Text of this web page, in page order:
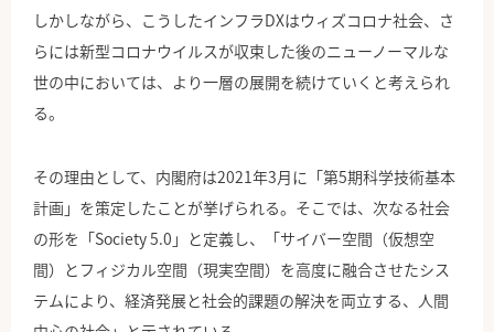
しかしながら、こうしたインフラDXはウィズコロナ社会、さ
らには新型コロナウイルスが収束した後のニューノーマルな
世の中においては、より一層の展開を続けていくと考えられ
る。
その理由として、内閣府は2021年3月に「第5期科学技術基本
計画」を策定したことが挙げられる。そこでは、次なる社会
の形を「Society 5.0」と定義し、「サイバー空間（仮想空
間）とフィジカル空間（現実空間）を高度に融合させたシス
テムにより、経済発展と社会的課題の解決を両立する、人間